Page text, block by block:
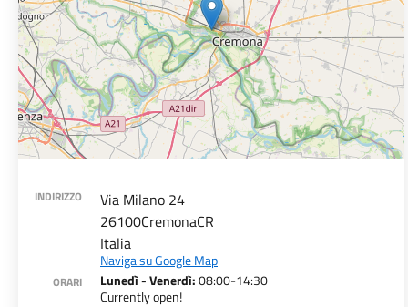
INDIRIZZO
Via Milano 24
26100CremonaCR
Italia
Naviga su Google Map
ORARI Lunedì - Venerdì:08:00-14:30
Currently open!